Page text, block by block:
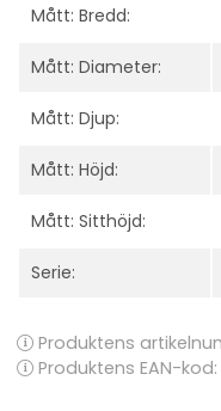
Mått: Bredd:
Mått: Diameter:
Mått: Djup:
Mått: Höjd:
Mått: Sitthöjd:
Serie:
Produktens
Produktens EAN-kod: